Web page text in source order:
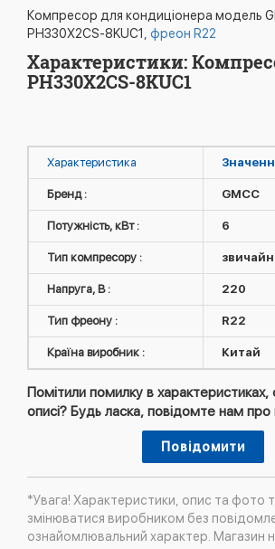
Компресор для кондиціонера модель
PH330X2CS-8KUC1, фреон R22
Характеристики:
PH330X2CS-8KUC1
Характеристика
Бренд : GMCC
Потужність, кВт : 6
Тип компресору :
Напруга, В : 220
Тип фреону : R22
Країна виробник : Китай
Помітили помилку в
описі? Будь ласка, повідомте нам про
Повідомити
*Увага! Характеристики, опис та фото
змінюватися виробником без
ознайомлювальний характер. Магазин